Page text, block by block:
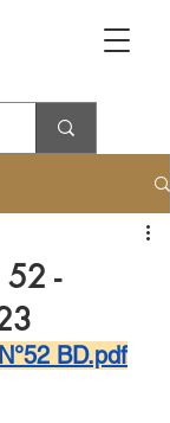
52 -
BD.pdf